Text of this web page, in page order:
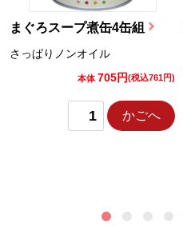
まぐろスープ煮缶4缶組
さっぱりノンオイル
本体 705円(税込761円)
かごへ